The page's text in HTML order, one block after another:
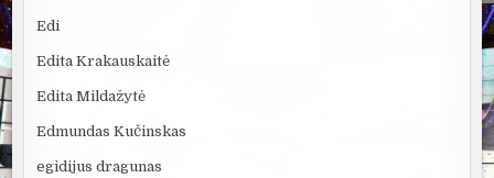
Edi
Edita Krakauskaitė
Edita Mildažytė
Edmundas Kučinskas
egidijus dragunas